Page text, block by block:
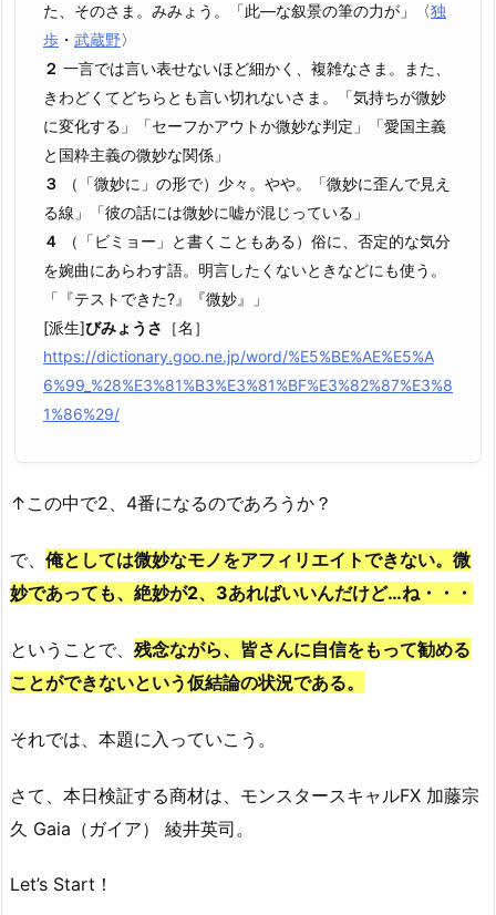
た、そのさま。みみょう。
「此―な叙景の筆の力が」〈独
歩 ・ 武蔵野〉
２ 一言では言い表せないほど細かく、複雑なさま。また、
きわどくてどちらとも言い切れないさま。「気持ちが微妙
に変化する」「セーフかアウトか微妙な判定」「愛国主義
と国粋主義の微妙な関係」
３
（「微妙に」の形で）少々。やや。「微妙に歪んで見え
る線」「彼の話には微妙に嘘が混じっている」
４
（「ビミョー」と書くこともある）俗に、否定的な気分
を婉曲にあらわす語。明言したくないときなどにも使う。
「『テストできた?』『微妙』」
[派生]びみょうさ
［名］
https://dictionary.goo.ne.jp/word/%E5%BE%AE%E5%A
6%99_%28%E3%81%B3%E3%81%BF%E3%82%87%E3%8
1%86%29/
↑この中で2、4番になるのであろうか？
で、 俺としては微妙なモノをアフィリエイトできない。 微
妙であっても、絶妙が2、3あればいいんだけど…ね・・・
ということで、 残念ながら、皆さんに自信をもって勧める
ことができないという仮結論の状況である。
それでは、本題に入っていこう。
さて、本日検証する商材は、モンスタースキャルFX 加藤宗
久 Gaia（ガイア） 綾井英司。
Let’s Start！